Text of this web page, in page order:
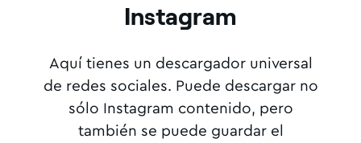
Instagram
Aquí tienes un descargador universal
de redes sociales. Puede descargar no
sólo Instagram contenido, pero
también se puede guardar el